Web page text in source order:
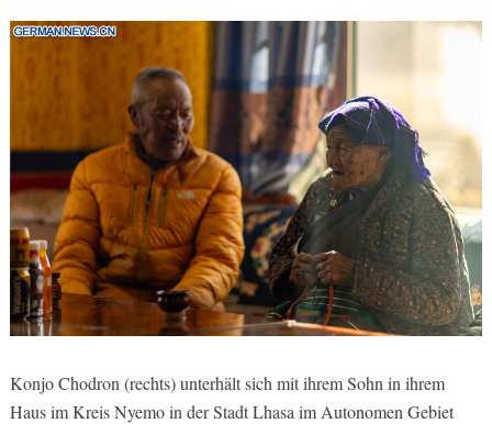
Konjo Chodron (rechts) unterhält sich mit ihrem Sohn in ihrem
Haus im Kreis Nyemo in der Stadt Lhasa im Autonomen Gebiet